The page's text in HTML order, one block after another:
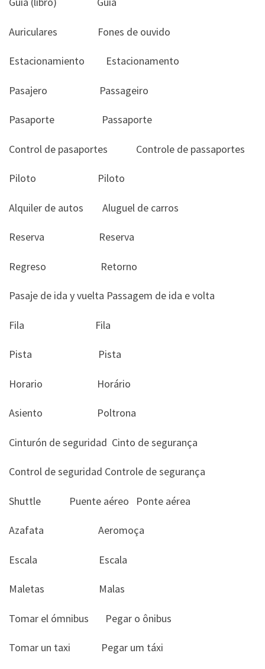
Auriculares Fones de ouvido
Estacionamiento Estacionamento
Pasajero Passageiro
Pasaporte Passaporte
Control de pasaportes Controle de passaportes
Piloto Piloto
Alquiler de autos Aluguel de carros
Reserva Reserva
Regreso Retorno
Pasaje de ida y vuelta Passagem de ida e volta
Fila Fila
Pista Pista
Horario Horário
Asiento Poltrona
Cinturón de seguridad Cinto de segurança
Control de seguridad Controle de segurança
Shuttle Puente aéreo Ponte aérea
Azafata Aeromoça
Escala Escala
Maletas Malas
Tomar el ómnibus Pegar o ônibus
Tomar un taxi Pegar um táxi